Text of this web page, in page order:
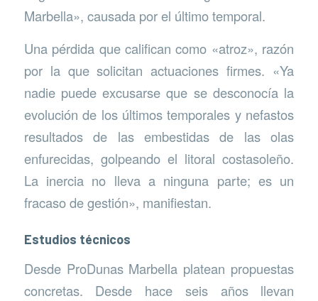
Marbella», causada por el último temporal.
Una pérdida que califican como «atroz», razón
por la que solicitan actuaciones firmes. «Ya
nadie puede excusarse que se desconocía la
evolución de los últimos temporales y nefastos
resultados de las embestidas de las olas
enfurecidas, golpeando el litoral costasoleño.
La inercia no lleva a ninguna parte; es un
fracaso de gestión», manifiestan.
Estudios técnicos
Desde ProDunas Marbella platean propuestas
concretas. Desde hace seis años llevan